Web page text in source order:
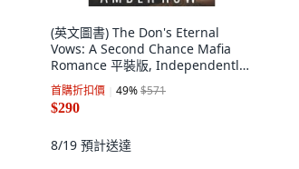
(英文圖書) The Don's Eternal
Vows: A Second Chance Mafia
Romance 平裝版, Independently
Published, 英文
首購折扣價 49%$571
$290
8/19 預計送達